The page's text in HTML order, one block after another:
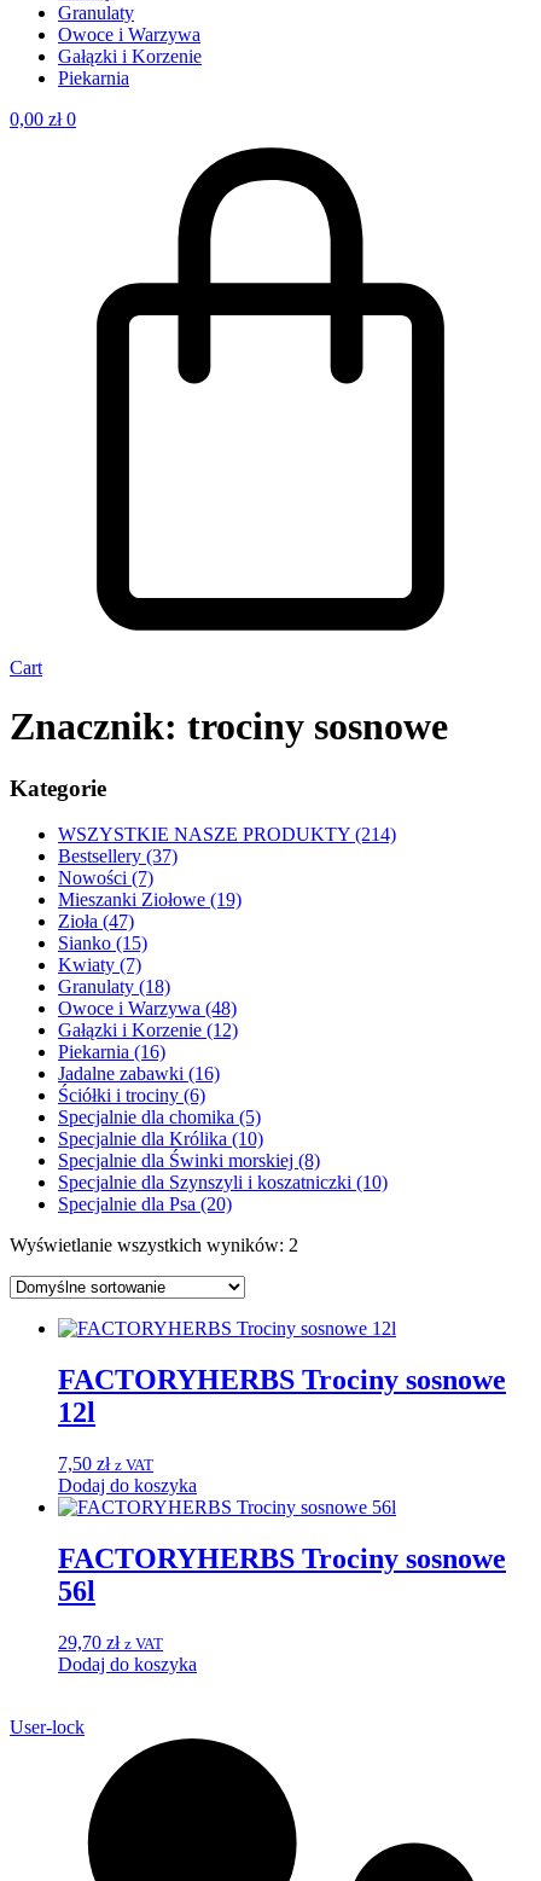
Granulaty
Owoce i Warzywa
Gałązki i Korzenie
Piekarnia
0,00 zł 0
Cart
Znacznik: trociny sosnowe
Kategorie
WSZYSTKIE NASZE PRODUKTY (214)
Bestsellery (37)
Nowości (7)
Mieszanki Ziołowe (19)
Zioła (47)
Sianko (15)
Kwiaty (7)
Granulaty (18)
Owoce i Warzywa (48)
Gałązki i Korzenie (12)
Piekarnia (16)
Jadalne zabawki (16)
Ściółki i trociny (6)
Specjalnie dla chomika (5)
Specjalnie dla Królika (10)
Specjalnie dla Świnki morskiej (8)
Specjalnie dla Szynszyli i koszatniczki (10)
Specjalnie dla Psa (20)
Wyświetlanie wszystkich wyników: 2
FACTORYHERBS Trociny sosnowe
12l
7,50 zł z VAT
Dodaj do koszyka
FACTORYHERBS Trociny sosnowe
56l
29,70 zł z VAT
Dodaj do koszyka
User-lock